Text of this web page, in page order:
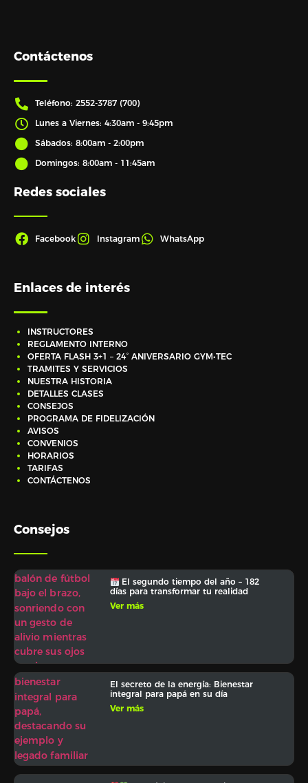
Contáctenos
Teléfono: 2552-3787 (700)
Lunes a Viernes: 4:30am - 9:45pm
Sábados: 8:00am - 2:00pm
Domingos: 8:00am - 11:45am
Redes sociales
Facebook Instagram WhatsApp
Enlaces de interés
INSTRUCTORES
REGLAMENTO INTERNO
OFERTA FLASH 3+1 – 24° ANIVERSARIO GYM•TEC
TRAMITES Y SERVICIOS
NUESTRA HISTORIA
DETALLES CLASES
CONSEJOS
PROGRAMA DE FIDELIZACIÓN
AVISOS
CONVENIOS
HORARIOS
TARIFAS
CONTÁCTENOS
Consejos
El segundo tiempo del año – 182
días para transformar tu realidad
Ver más
El secreto de la energía: Bienestar
integral para papá en su día
Ver más